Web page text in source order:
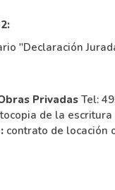
"Declaración
PrivadasTel:
de la escritura
contrato de locación